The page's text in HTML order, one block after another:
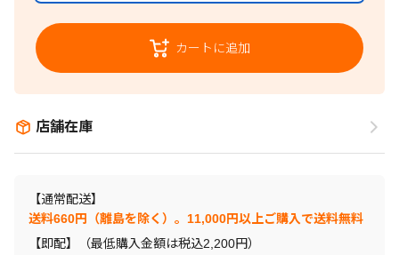
カートに追加
店舗在庫
【通常配送】
送料660円（離島を除く）。11,000円以上ご購入で送料無料
【即配】（最低購入金額は税込2,200円）